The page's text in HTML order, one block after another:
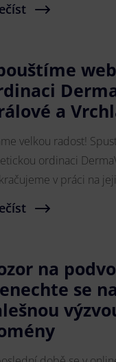
a
velkou radost!
ordinaci
v práci na
na
se